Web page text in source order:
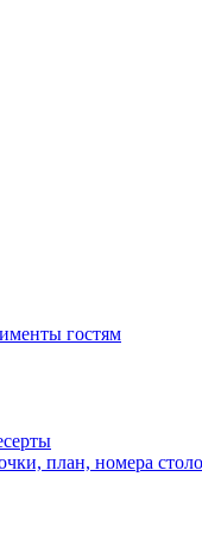
гостям
план, номера